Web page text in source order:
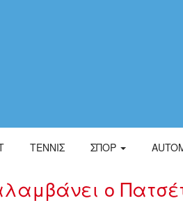
ΤΈΝΝΙΣ ΣΠΟΡ
ο